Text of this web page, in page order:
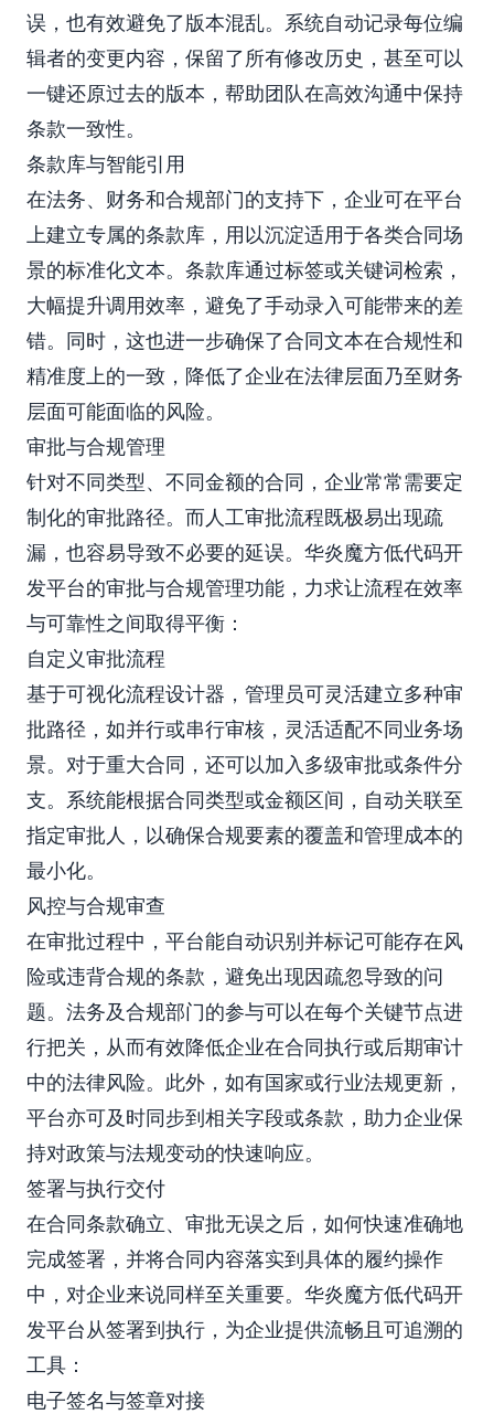
误，也有效避免了版本混乱。系统自动记录每位编
辑者的变更内容，保留了所有修改历史，甚至可以
一键还原过去的版本，帮助团队在高效沟通中保持
条款一致性。
条款库与智能引用
在法务、财务和合规部门的支持下，企业可在平台
上建立专属的条款库，用以沉淀适用于各类合同场
景的标准化文本。条款库通过标签或关键词检索，
大幅提升调用效率，避免了手动录入可能带来的差
错。同时，这也进一步确保了合同文本在合规性和
精准度上的一致，降低了企业在法律层面乃至财务
层面可能面临的风险。
审批与合规管理
针对不同类型、不同金额的合同，企业常常需要定
制化的审批路径。而人工审批流程既极易出现疏
漏，也容易导致不必要的延误。华炎魔方低代码开
发平台的审批与合规管理功能，力求让流程在效率
与可靠性之间取得平衡：
自定义审批流程
基于可视化流程设计器，管理员可灵活建立多种审
批路径，如并行或串行审核，灵活适配不同业务场
景。对于重大合同，还可以加入多级审批或条件分
支。系统能根据合同类型或金额区间，自动关联至
指定审批人，以确保合规要素的覆盖和管理成本的
最小化。
风控与合规审查
在审批过程中，平台能自动识别并标记可能存在风
险或违背合规的条款，避免出现因疏忽导致的问
题。法务及合规部门的参与可以在每个关键节点进
行把关，从而有效降低企业在合同执行或后期审计
中的法律风险。此外，如有国家或行业法规更新，
平台亦可及时同步到相关字段或条款，助力企业保
持对政策与法规变动的快速响应。
签署与执行交付
在合同条款确立、审批无误之后，如何快速准确地
完成签署，并将合同内容落实到具体的履约操作
中，对企业来说同样至关重要。华炎魔方低代码开
发平台从签署到执行，为企业提供流畅且可追溯的
工具：
电子签名与签章对接